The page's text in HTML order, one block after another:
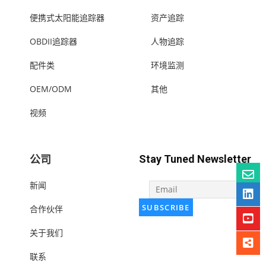
便携式太阳能追踪器
OBDII追踪器
配件类
OEM/ODM
视频
资产追踪
人物追踪
环境监测
其他
公司
新闻
合作伙伴
关于我们
联系
Stay Tuned Newsletter